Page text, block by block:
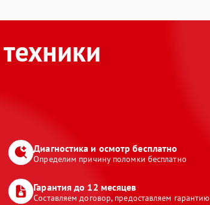
Диагностика и осмотр бесплатно
Определим причину поломки бесплатно
Гарантия до 12 месяцев
Составляем договор, предоставляем гарантию